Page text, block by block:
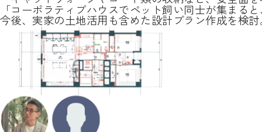
「コーポラティブハウスでペット飼い同士が集まる
今後、実家の土地活用も含めた設計プラン作成を検